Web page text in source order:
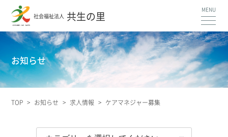
社会福祉法人 共生の里
お知らせ
TOP > お知らせ > 求人情報 > ケアマネジャー募集